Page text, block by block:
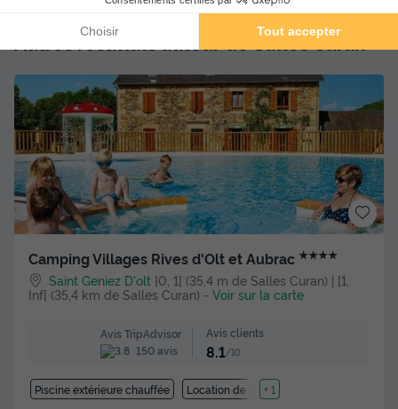
Autres résultats autour de Salles Curan
Camping Villages Rives d'Olt et Aubrac ★★★★
Saint Geniez D'olt ]0, 1[ (35,4 m de Salles Curan) | [1,
Inf[ (35,4 km de Salles Curan) - Voir sur la carte
Avis TripAdvisor
150 avis
Avis clients
8.1/10
Piscine extérieure chauffée Location de vélos
+ 1